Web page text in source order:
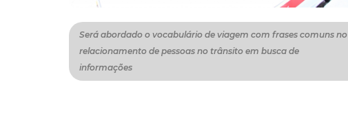
Será abordado o vocabulário de viagem com frases comuns no
relacionamento de pessoas no trânsito em busca de
informações